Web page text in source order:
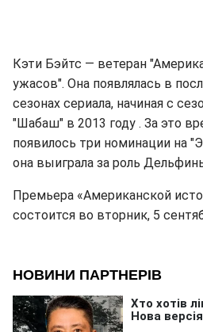
Кэти Бэйтс — ветеран
ужасов". Она появлялась в
сезонах сериала, начиная с
"Шабаш" в 2013 году . За это
появилось три номинации на
она выиграла за роль
Премьера «Американской
состоится во вторник, 5